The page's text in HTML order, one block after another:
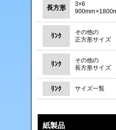
長方形
3×6
ﾘﾝｸ
その他の
正方形サイズ
ﾘﾝｸ
その他の
長方形サイズ
ﾘﾝｸ サイズ一覧
紙製品